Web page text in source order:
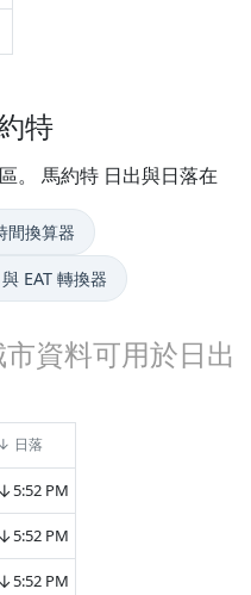
特
。 馬約特 日出與日落在
間換算器
EAT 轉換器
資料可用於日出
↓ 日落
↓5:52 PM
↓5:52 PM
↓5:52 PM